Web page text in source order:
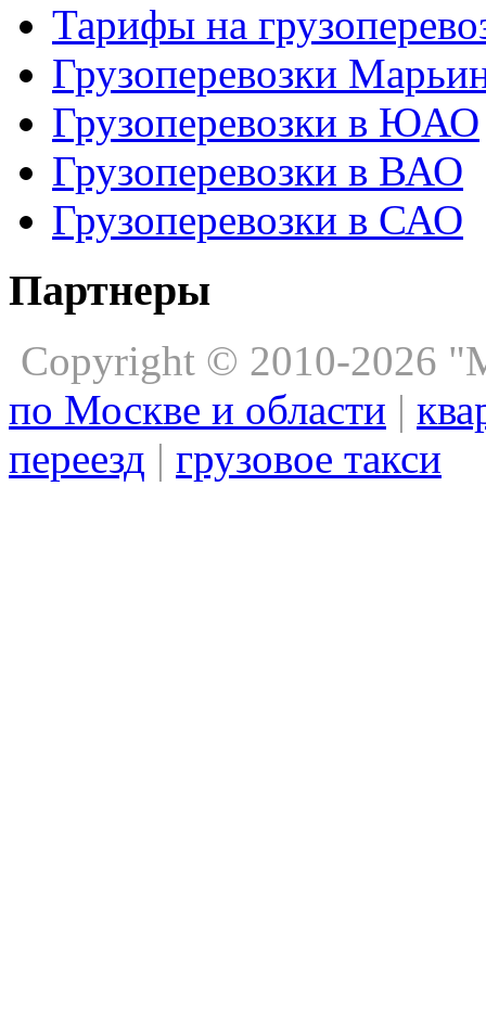
Тарифы на
Грузоперевозки
Грузоперевозки в ЮАО
Грузоперевозки в ВАО
Грузоперевозки в САО
Партнеры
Copyright © 2010-2026
по Москве и области |
переезд | грузовое такси